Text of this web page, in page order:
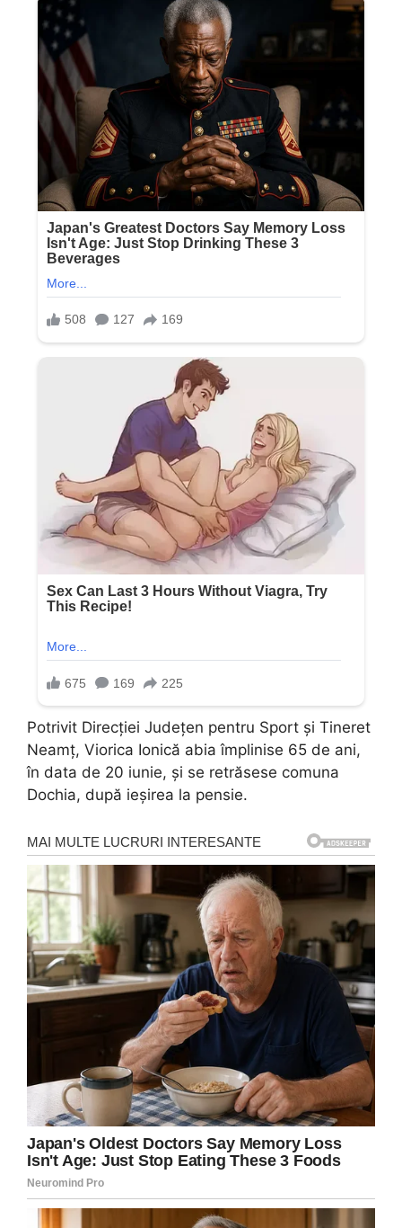
Potrivit Direcției Județen pentru Sport și Tineret
Neamț, Viorica Ionică abia împlinise 65 de ani,
în data de 20 iunie, și se retrăsese comuna
Dochia, după ieșirea la pensie.